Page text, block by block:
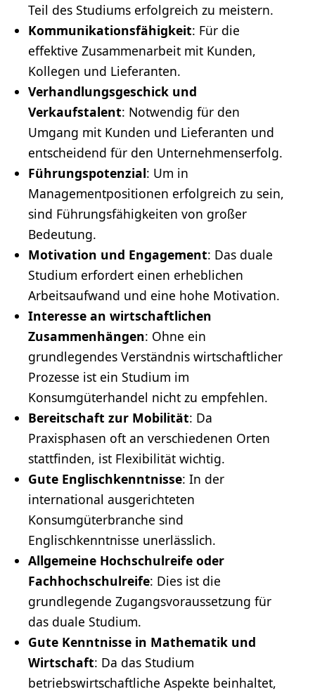
Teil des Studiums erfolgreich zu meistern.
Kommunikationsfähigkeit: Für die
effektive Zusammenarbeit mit Kunden,
Kollegen und Lieferanten.
Verhandlungsgeschick und
Verkaufstalent: Notwendig für den
Umgang mit Kunden und Lieferanten und
entscheidend für den Unternehmenserfolg.
Führungspotenzial: Um in
Managementpositionen erfolgreich zu sein,
sind Führungsfähigkeiten von großer
Bedeutung.
Motivation und Engagement: Das duale
Studium erfordert einen erheblichen
Arbeitsaufwand und eine hohe Motivation.
Interesse an wirtschaftlichen
Zusammenhängen: Ohne ein
grundlegendes Verständnis wirtschaftlicher
Prozesse ist ein Studium im
Konsumgüterhandel nicht zu empfehlen.
Bereitschaft zur Mobilität: Da
Praxisphasen oft an verschiedenen Orten
stattfinden, ist Flexibilität wichtig.
Gute Englischkenntnisse: In der
international ausgerichteten
Konsumgüterbranche sind
Englischkenntnisse unerlässlich.
Allgemeine Hochschulreife oder
Fachhochschulreife: Dies ist die
grundlegende Zugangsvoraussetzung für
das duale Studium.
Gute Kenntnisse in Mathematik und
Wirtschaft: Da das Studium
betriebswirtschaftliche Aspekte beinhaltet,